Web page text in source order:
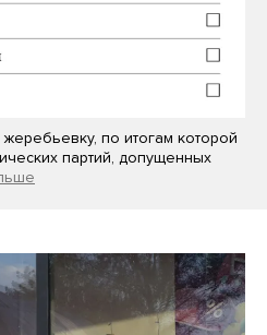
по итогам которой
партий, допущенных